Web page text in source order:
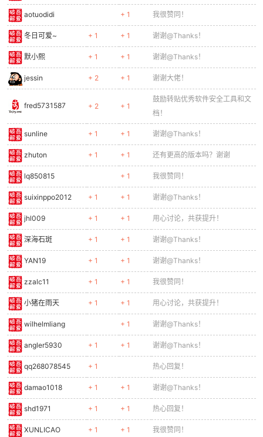
aotuodidi + 1 我很赞同！
冬日可爱~ + 1 + 1 谢谢@Thanks！
默小熙 + 1 + 1 谢谢@Thanks！
jessin + 2 + 1 谢谢大佬！
fred5731587 + 2 + 1
鼓励转贴优秀软件安全工具和文
档！
sunline + 1 + 1 谢谢@Thanks！
zhuton + 1 + 1 还有更高的版本吗？谢谢
lq850815 + 1 我很赞同！
suixinppo2012 + 1 + 1 谢谢@Thanks！
jhl009 + 1 + 1 用心讨论，共获提升！
深海石斑 + 1 + 1 谢谢@Thanks！
YAN19 + 1 + 1 谢谢@Thanks！
zzalc11 + 1 + 1 我很赞同！
小猪在雨天 + 1 + 1 用心讨论，共获提升！
wilhelmliang + 1 谢谢@Thanks！
angler5930 + 1 + 1 谢谢@Thanks！
qq268078545 + 1 热心回复！
damao1018 + 1 + 1 谢谢@Thanks！
shd1971 + 1 + 1 热心回复！
XUNLICAO + 1 + 1 我很赞同！